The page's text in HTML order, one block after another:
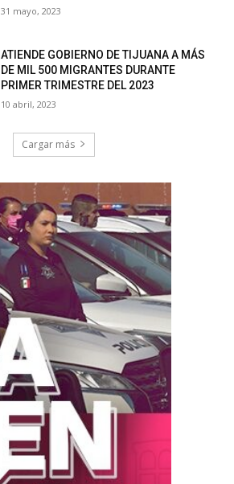
31 mayo, 2023
ATIENDE GOBIERNO DE TIJUANA A MÁS
DE MIL 500 MIGRANTES DURANTE
PRIMER TRIMESTRE DEL 2023
10 abril, 2023
Cargar más